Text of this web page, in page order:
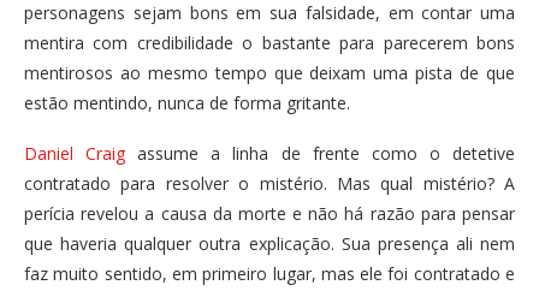
personagens sejam bons em sua falsidade, em contar uma
mentira com credibilidade o bastante para parecerem bons
mentirosos ao mesmo tempo que deixam uma pista de que
estão mentindo, nunca de forma gritante.
Daniel Craig assume a linha de frente como o detetive
contratado para resolver o mistério. Mas qual mistério? A
perícia revelou a causa da morte e não há razão para pensar
que haveria qualquer outra explicação. Sua presença ali nem
faz muito sentido, em primeiro lugar, mas ele foi contratado e